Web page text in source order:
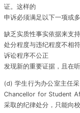
证。这样的
申诉必须满足以下一项或
缺乏实质性事实依据来支
处分程度与违纪程度不相符
诉讼程序不公正
发现新的重要证据，且在
(d) 学生行为办公室主任
Chancellor for Student
采取的纪律处分，只能向